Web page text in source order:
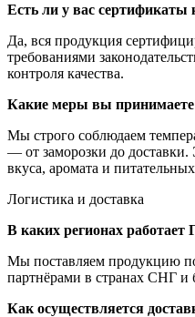
Есть ли у вас сертификаты
Да, вся продукция
требованиями
контроля качества.
Какие меры вы принимаете
Мы строго соблюдаем
— от заморозки до доставки.
вкуса, аромата и
Логистика и доставка
В каких регионах работает
Мы поставляем продукцию
партнёрами в странах СНГ и
Как осуществляется